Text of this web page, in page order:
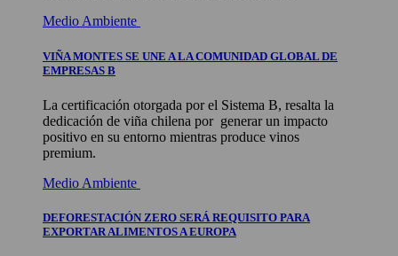
Medio Ambiente
VIÑA MONTES SE UNE A LA COMUNIDAD GLOBAL DE
EMPRESAS B
La certificación otorgada por el Sistema B, resalta la
dedicación de viña chilena por generar un impacto
positivo en su entorno mientras produce vinos
premium.
Medio Ambiente
DEFORESTACIÓN ZERO SERÁ REQUISITO PARA
EXPORTAR ALIMENTOS A EUROPA